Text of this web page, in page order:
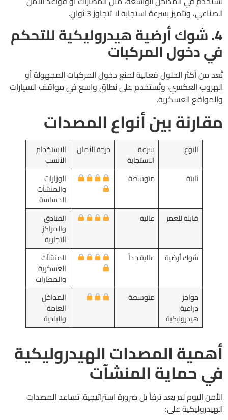
الصناعي، وتتميز بسرعة استجابة لا تتجاوز 3 ثوانٍ.
4. شوك أرضية هيدروليكية للتحكم
في دخول المركبات
تُعد من أكثر الحلول فعالية لمنع دخول المركبات المجهولة أو
الهروب العكسي، وتُستخدم على نطاق واسع في مواقف السيارات
والمواقع العسكرية.
مقارنة بين أنواع المصدات
النوع سرعة
الاستجابة
درجة الأمان الاستخدام
الأنسب
ثابتة
متوسطة الوزارات
والمنشآت
الحساسة
قابلة للغمر
عالية الفنادق
والمراكز
التجارية
شوك أرضية
عالية جداً المنشآت
العسكرية
والمطارات
حواجز
ذراعية
هيدروليكية
متوسطة المداخل
العامة
والبلدية
أهمية المصدات الهيدروليكية
في حماية المنشآت
الأمن اليوم لم يعد ترفاً بل ضرورة استراتيجية. تساعد المصدات
الهيدروليكية على: